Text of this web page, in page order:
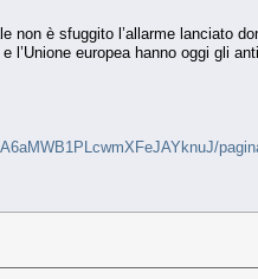
è sfuggito l’allarme lanciato
europea hanno oggi gli